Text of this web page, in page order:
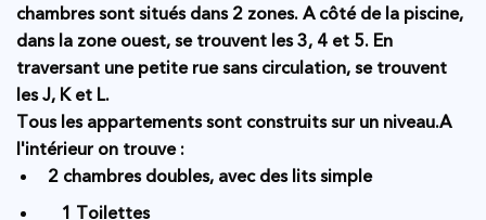
chambres sont situés dans 2 zones. A côté de la piscine,
dans la zone ouest, se trouvent les 3, 4 et 5. En
traversant une petite rue sans circulation, se trouvent
les J, K et L.
Tous les appartements sont construits sur un niveau.A
l'intérieur on trouve :
2 chambres doubles, avec des lits simple
1 Toilettes